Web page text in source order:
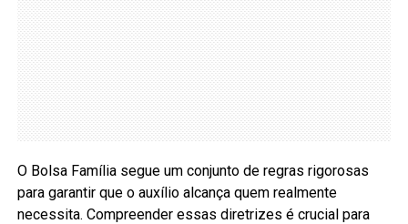
O Bolsa Família segue um conjunto de regras rigorosas
para garantir que o auxílio alcança quem realmente
necessita. Compreender essas diretrizes é crucial para